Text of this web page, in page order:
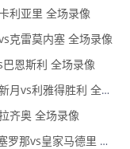
利亚里 全场录像
克雷莫内塞 全场录像
恩斯利 全场录像
2026年01月13日 沙特联第15轮 利雅得新月vs利雅得胜利 全场录像
齐奥 全场录像
2026年01月12日 西班牙超级杯决赛 巴塞罗那vs皇家马德里 全场录像